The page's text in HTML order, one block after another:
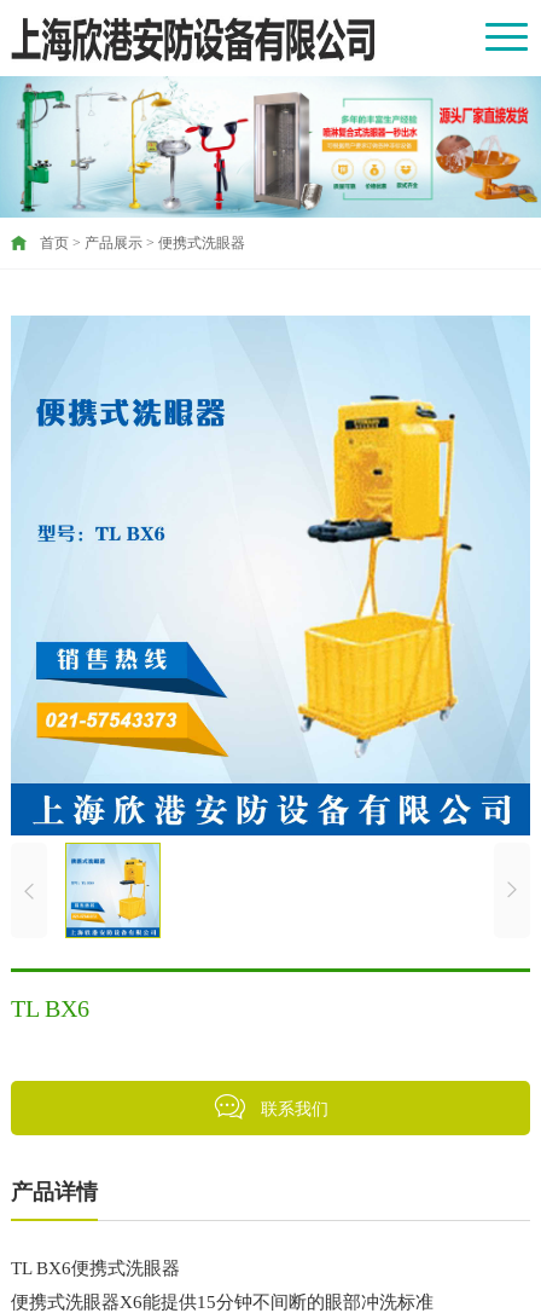
首页> 产品展示> 便携式洗眼器
TL BX6
联系我们
产品详情
TL BX6便携式洗眼器
便携式洗眼器X6能提供15分钟不间断的眼部冲洗标准